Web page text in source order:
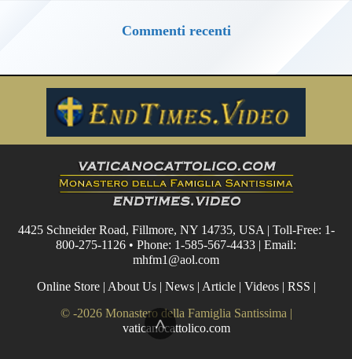
Commenti recenti
^
4425 Schneider Road, Fillmore, NY 14735, USA | Toll-Free: 1-
800-275-1126 • Phone: 1-585-567-4433 | Email:
mhfm1@aol.com
Online Store| About Us| News| Article| Videos| RSS |
© -2026 Monastero della Famiglia Santissima |
vaticanocattolico.com